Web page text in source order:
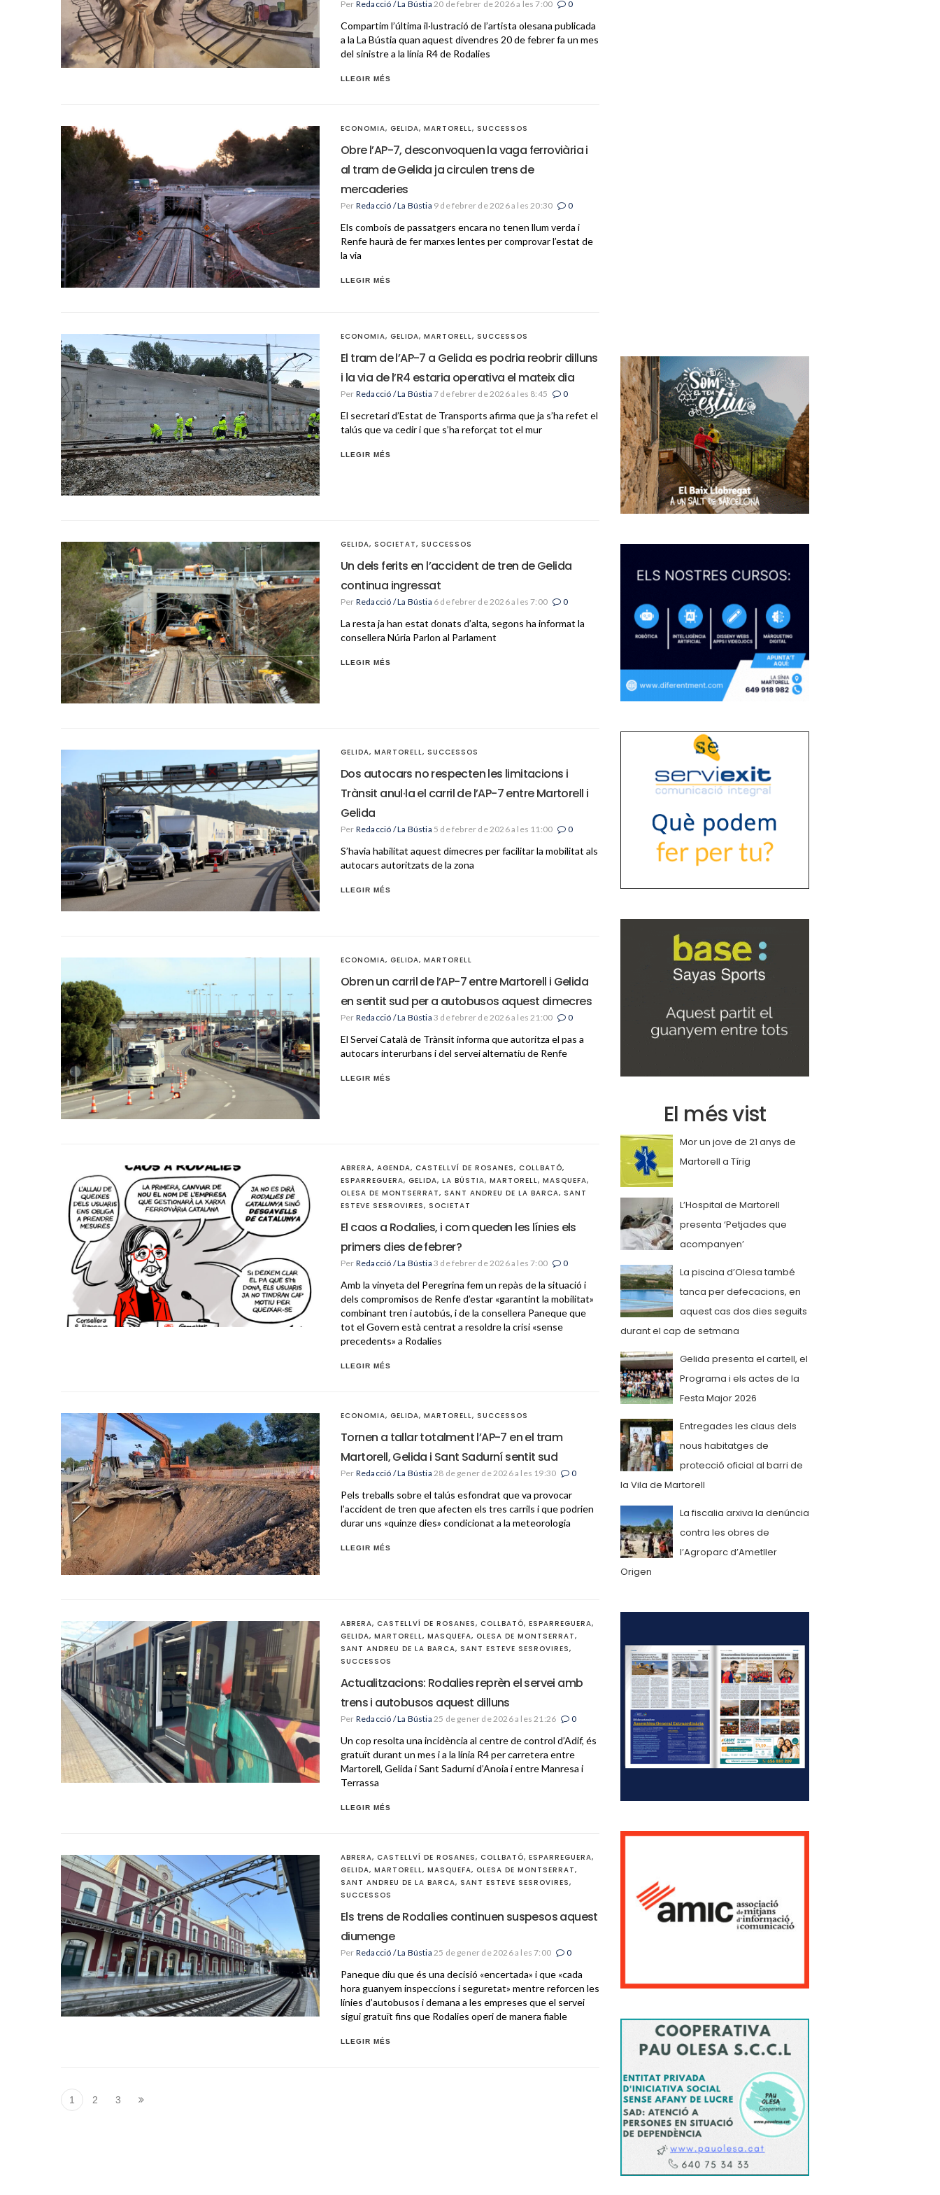
Per Redacció / La Bústia 20 de febrer de 2026 a les 7:00 0
Compartim l’última il·lustració de l’artista olesana publicada
a la La Bústia quan aquest divendres 20 de febrer fa un mes
del sinistre a la línia R4 de Rodalies
LLEGIR MÉS
ECONOMIA, GELIDA, MARTORELL, SUCCESSOS
Obre l’AP-7, desconvoquen la vaga ferroviària i
al tram de Gelida ja circulen trens de
mercaderies
Per Redacció / La Bústia 9 de febrer de 2026 a les 20:30 0
Els combois de passatgers encara no tenen llum verda i
Renfe haurà de fer marxes lentes per comprovar l’estat de
la via
LLEGIR MÉS
ECONOMIA, GELIDA, MARTORELL, SUCCESSOS
El tram de l’AP-7 a Gelida es podria reobrir dilluns
i la via de l’R4 estaria operativa el mateix dia
Per Redacció / La Bústia 7 de febrer de 2026 a les 8:45 0
El secretari d’Estat de Transports afirma que ja s’ha refet el
talús que va cedir i que s’ha reforçat tot el mur
LLEGIR MÉS
GELIDA, SOCIETAT, SUCCESSOS
Un dels ferits en l’accident de tren de Gelida
continua ingressat
Per Redacció / La Bústia 6 de febrer de 2026 a les 7:00 0
La resta ja han estat donats d’alta, segons ha informat la
consellera Núria Parlon al Parlament
LLEGIR MÉS
GELIDA, MARTORELL, SUCCESSOS
Dos autocars no respecten les limitacions i
Trànsit anul·la el carril de l’AP-7 entre Martorell i
Gelida
Per Redacció / La Bústia 5 de febrer de 2026 a les 11:00 0
S’havia habilitat aquest dimecres per facilitar la mobilitat als
autocars autoritzats de la zona
LLEGIR MÉS
ECONOMIA, GELIDA, MARTORELL
Obren un carril de l’AP-7 entre Martorell i Gelida
en sentit sud per a autobusos aquest dimecres
Per Redacció / La Bústia 3 de febrer de 2026 a les 21:00 0
El Servei Català de Trànsit informa que autoritza el pas a
autocars interurbans i del servei alternatiu de Renfe
LLEGIR MÉS
ABRERA, AGENDA, CASTELLVÍ DE ROSANES, COLLBATÓ,
ESPARREGUERA, GELIDA, LA BÚSTIA, MARTORELL, MASQUEFA,
OLESA DE MONTSERRAT, SANT ANDREU DE LA BARCA, SANT
ESTEVE SESROVIRES, SOCIETAT
El caos a Rodalies, i com queden les línies els
primers dies de febrer?
Per Redacció / La Bústia 3 de febrer de 2026 a les 7:00 0
Amb la vinyeta del Peregrina fem un repàs de la situació i
dels compromisos de Renfe d’estar «garantint la mobilitat»
combinant tren i autobús, i de la consellera Paneque que
tot el Govern està centrat a resoldre la crisi «sense
precedents» a Rodalies
LLEGIR MÉS
ECONOMIA, GELIDA, MARTORELL, SUCCESSOS
Tornen a tallar totalment l’AP-7 en el tram
Martorell, Gelida i Sant Sadurní sentit sud
Per Redacció / La Bústia 28 de gener de 2026 a les 19:30 0
Pels treballs sobre el talús esfondrat que va provocar
l’accident de tren que afecten els tres carrils i que podrien
durar uns «quinze dies» condicionat a la meteorologia
LLEGIR MÉS
ABRERA, CASTELLVÍ DE ROSANES, COLLBATÓ, ESPARREGUERA,
GELIDA, MARTORELL, MASQUEFA, OLESA DE MONTSERRAT,
SANT ANDREU DE LA BARCA, SANT ESTEVE SESROVIRES,
SUCCESSOS
Actualitzacions: Rodalies reprèn el servei amb
trens i autobusos aquest dilluns
Per Redacció / La Bústia 25 de gener de 2026 a les 21:26 0
Un cop resolta una incidència al centre de control d’Adif, és
gratuït durant un mes i a la línia R4 per carretera entre
Martorell, Gelida i Sant Sadurní d’Anoia i entre Manresa i
Terrassa
LLEGIR MÉS
ABRERA, CASTELLVÍ DE ROSANES, COLLBATÓ, ESPARREGUERA,
GELIDA, MARTORELL, MASQUEFA, OLESA DE MONTSERRAT,
SANT ANDREU DE LA BARCA, SANT ESTEVE SESROVIRES,
SUCCESSOS
Els trens de Rodalies continuen suspesos aquest
diumenge
Per Redacció / La Bústia 25 de gener de 2026 a les 7:00 0
Paneque diu que és una decisió «encertada» i que «cada
hora guanyem inspeccions i seguretat» mentre reforcen les
línies d’autobusos i demana a les empreses que el servei
sigui gratuït fins que Rodalies operi de manera fiable
LLEGIR MÉS
1 2 3
El més vist
Mor un jove de 21 anys de
Martorell a Tírig
L’Hospital de Martorell
presenta ‘Petjades que
acompanyen’
La piscina d’Olesa també
tanca per defecacions, en
aquest cas dos dies seguits
durant el cap de setmana
Gelida presenta el cartell, el
Programa i els actes de la
Festa Major 2026
Entregades les claus dels
nous habitatges de
protecció oficial al barri de
la Vila de Martorell
La fiscalia arxiva la denúncia
contra les obres de
l’Agroparc d’Ametller
Origen